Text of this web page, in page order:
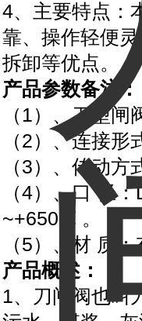
4、主要特点：
靠、操作轻便
拆卸等优点。
产品参数备注：
（1）、刀型
（2）、连接
（3）、传动
（4）、口 径
~+650℃ 。
（5）、材 质
产品概述：
1、刀闸阀也叫